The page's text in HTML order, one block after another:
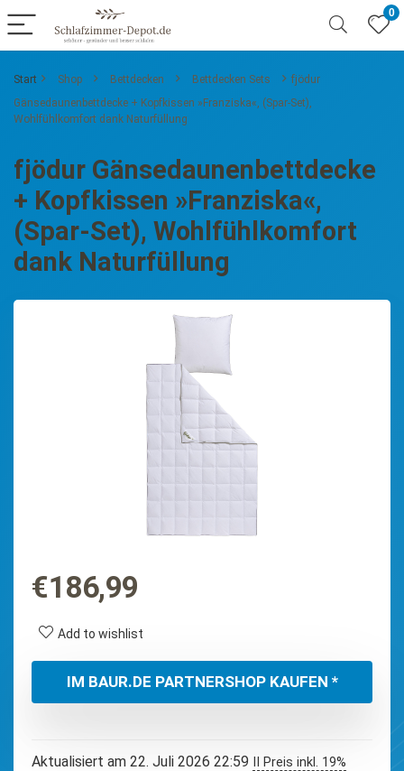
0
Start Shop Bettdecken Bettdecken Sets
fjödur
Gänsedaunenbettdecke + Kopfkissen »Franziska«, (Spar-Set),
Wohlfühlkomfort dank Naturfüllung
fjödur Gänsedaunenbettdecke
+ Kopfkissen »Franziska«,
(Spar-Set), Wohlfühlkomfort
dank Naturfüllung
€186,99
Add to wishlist
IM BAUR.DE PARTNERSHOP KAUFEN *
Aktualisiert am 22. Juli 2026 22:59
II Preis inkl. 19%